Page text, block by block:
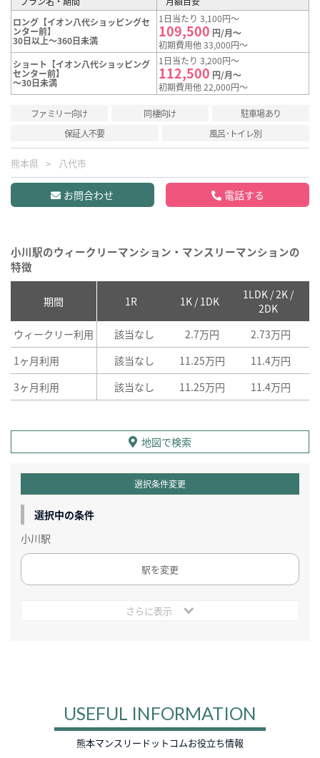
ロング【イオン八代ショッピングセ
ンター前】
30日以上～360日未満
1日当たり 3,100円～
109,500 円/月～
初期費用他 33,000円～
ショート【イオン八代ショッピング
センター前】
～30日未満
1日当たり 3,200円～
112,500 円/月～
初期費用他 22,000円～
ファミリー向け 同棲向け
駐車場あり
保証人不要
風呂･トイレ別
熊本県 八代市
お問合わせ 電話する
小川駅のウィークリーマンション・マンスリーマンションの
特徴
期間 1R 1K / 1DK
1LDK / 2K /
2DK
ウィークリー利用 該当なし 2.7万円 2.73万円
1ヶ月利用
該当なし 11.25万円 11.4万円
3ヶ月利用
該当なし 11.25万円 11.4万円
地図で検索
選択条件変更
選択中の条件
小川駅
駅を変更
さらに表示
USEFUL INFORMATION
熊本マンスリードットコムお役立ち情報